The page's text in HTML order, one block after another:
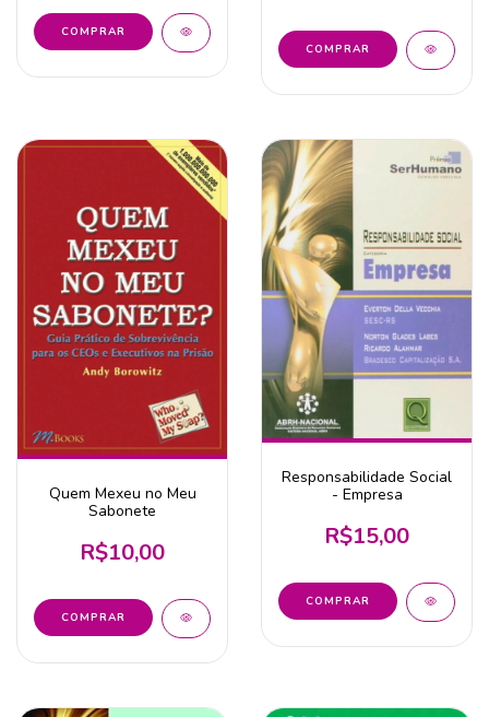
Quem Mexeu no Meu
Sabonete
R$10,00
Responsabilidade Social
- Empresa
R$15,00